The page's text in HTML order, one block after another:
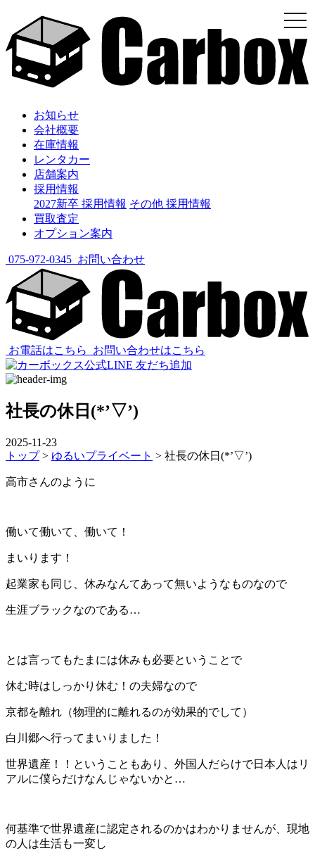
お知らせ
会社概要
在庫情報
レンタカー
店舗案内
採用情報
2027新卒 採用情報 その他 採用情報
買取査定
オプション案内
075-972-0345 お問い合わせ
お電話はこちら お問い合わせはこちら
社長の休日(*’▽’)
2025-11-23
トップ> ゆるいプライベート > 社長の休日(*’▽’)
高市さんのように
働いて働いて、働いて！
まいります！
起業家も同じ、休みなんてあって無いようなものなので
生涯ブラックなのである…
とは言ってもたまには休みも必要ということで
休む時はしっかり休む！の夫婦なので
京都を離れ（物理的に離れるのが効果的でして）
白川郷へ行ってまいりました！
世界遺産！！ということもあり、外国人だらけで日本人はリ
アルに僕らだけなんじゃないかと…
何基準で世界遺産に認定されるのかはわかりませんが、現地
の人は生活も一変し